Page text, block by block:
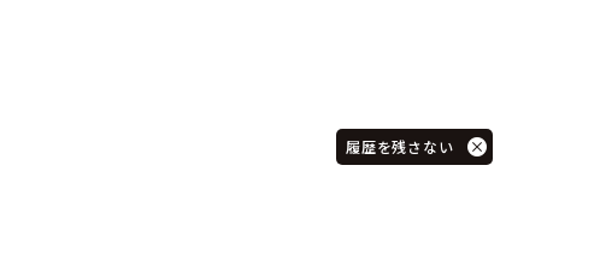
履歴を残さない